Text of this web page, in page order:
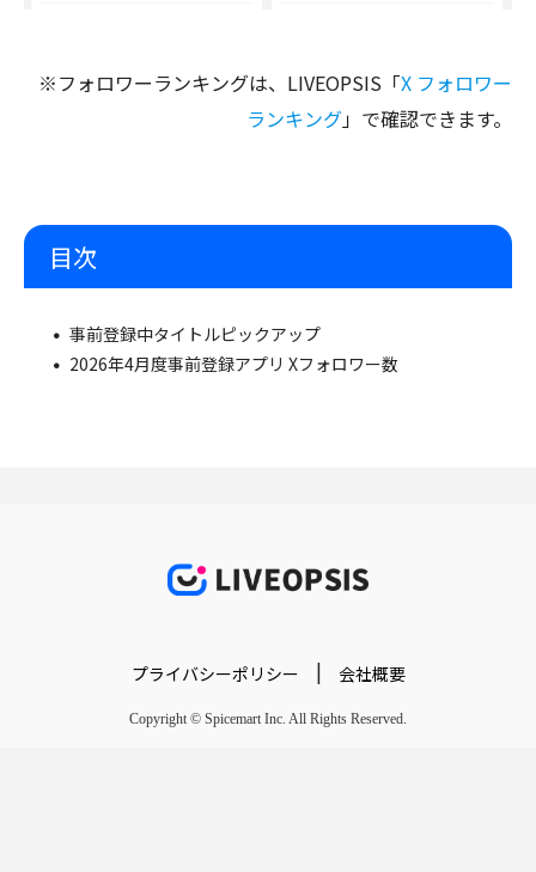
※フォロワーランキングは、LIVEOPSIS「X フォロワー
ランキング」で確認できます。
目次
事前登録中タイトルピックアップ
2026年4月度事前登録アプリ Xフォロワー数
プライバシーポリシー | 会社概要
Copyright © Spicemart Inc. All Rights Reserved.